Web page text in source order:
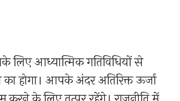
आध्यात्मिक गतिविधियों से
होगा। आपके अंदर अतिरिक्त ऊर्जा